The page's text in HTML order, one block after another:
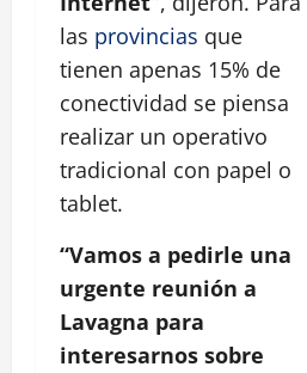
las provincias que
tienen apenas 15% de
conectividad se piensa
realizar un operativo
tradicional con papel o
tablet.
“Vamos a pedirle una
urgente reunión a
Lavagna para
interesarnos sobre